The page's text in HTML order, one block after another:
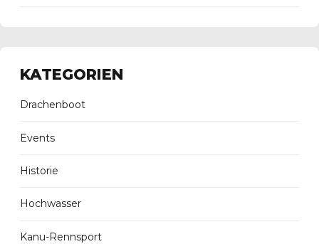
KATEGORIEN
Drachenboot
Events
Historie
Hochwasser
Kanu-Rennsport